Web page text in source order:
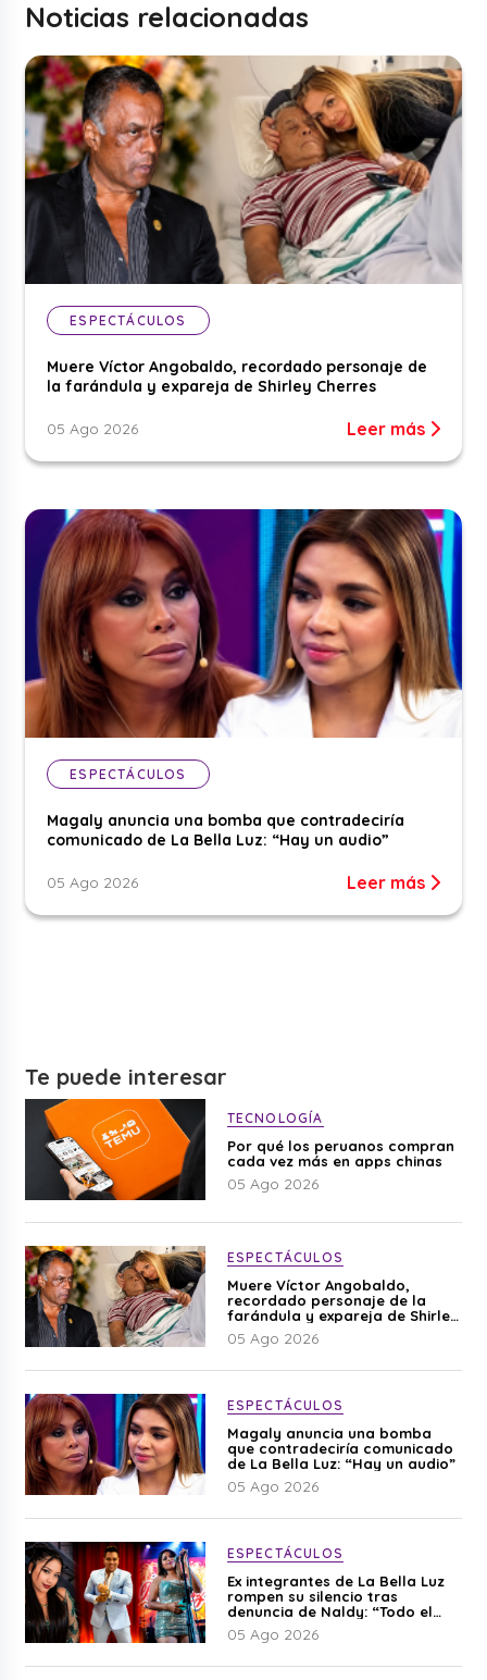
Noticias relacionadas
ESPECTÁCULOS
Muere Víctor Angobaldo, recordado personaje de
la farándula y expareja de Shirley Cherres
05 Ago 2026 Leer más
ESPECTÁCULOS
Magaly anuncia una bomba que contradeciría
comunicado de La Bella Luz: “Hay un audio”
05 Ago 2026 Leer más
Te puede interesar
TECNOLOGÍA
Por qué los peruanos compran
cada vez más en apps chinas
05 Ago 2026
ESPECTÁCULOS
Muere Víctor Angobaldo,
recordado personaje de la
farándula y expareja de Shirley
Cherres
05 Ago 2026
ESPECTÁCULOS
Magaly anuncia una bomba
que contradeciría comunicado
de La Bella Luz: “Hay un audio”
05 Ago 2026
ESPECTÁCULOS
Ex integrantes de La Bella Luz
rompen su silencio tras
denuncia de Naldy: “Todo el
mundo lo sabía”
05 Ago 2026